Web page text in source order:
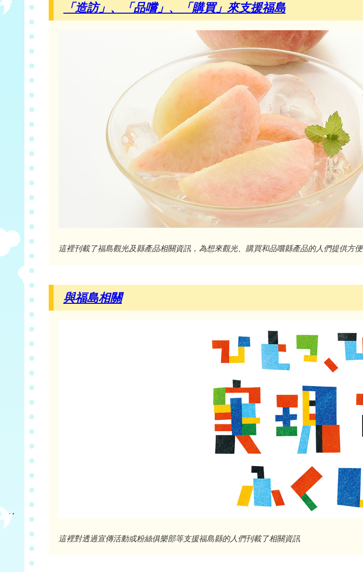
「造訪」、「品嚐」、「購買」來支援福島
這裡刊載了福島觀光及縣產品相關資訊，為想來觀光、購買和品嚐縣產品的人們提供方便
與福島相關
這裡對透過宣傳活動或粉絲俱樂部等支援福島縣的人們刊載了相關資訊